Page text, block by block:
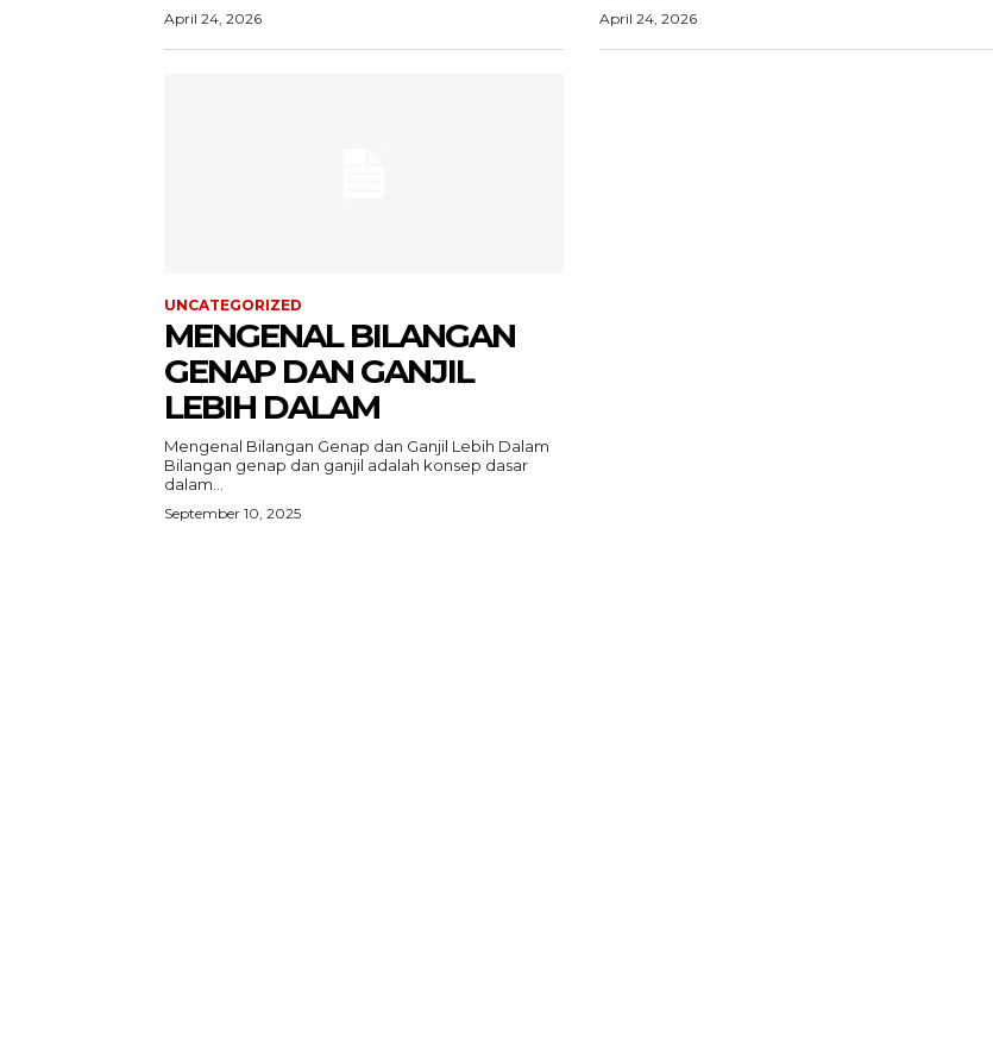
April 24, 2026 April 24, 2026
UNCATEGORIZED
MENGENAL BILANGAN
GENAP DAN GANJIL
LEBIH DALAM
Mengenal Bilangan Genap dan Ganjil Lebih Dalam
Bilangan genap dan ganjil adalah konsep dasar
dalam...
September 10, 2025